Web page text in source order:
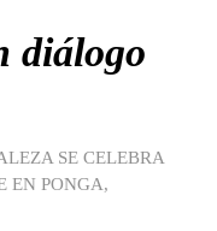
diálogo
SE CELEBRA
EN PONGA,